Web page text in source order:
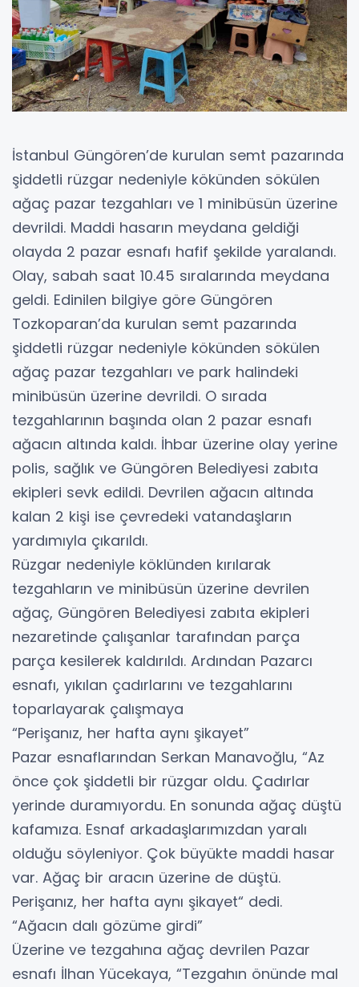
İstanbul Güngören’de kurulan semt pazarında
şiddetli rüzgar nedeniyle kökünden sökülen
ağaç pazar tezgahları ve 1 minibüsün üzerine
devrildi. Maddi hasarın meydana geldiği
olayda 2 pazar esnafı hafif şekilde yaralandı.
Olay, sabah saat 10.45 sıralarında meydana
geldi. Edinilen bilgiye göre Güngören
Tozkoparan’da kurulan semt pazarında
şiddetli rüzgar nedeniyle kökünden sökülen
ağaç pazar tezgahları ve park halindeki
minibüsün üzerine devrildi. O sırada
tezgahlarının başında olan 2 pazar esnafı
ağacın altında kaldı. İhbar üzerine olay yerine
polis, sağlık ve Güngören Belediyesi zabıta
ekipleri sevk edildi. Devrilen ağacın altında
kalan 2 kişi ise çevredeki vatandaşların
yardımıyla çıkarıldı.
Rüzgar nedeniyle köklünden kırılarak
tezgahların ve minibüsün üzerine devrilen
ağaç, Güngören Belediyesi zabıta ekipleri
nezaretinde çalışanlar tarafından parça
parça kesilerek kaldırıldı. Ardından Pazarcı
esnafı, yıkılan çadırlarını ve tezgahlarını
toparlayarak çalışmaya
“Perişanız, her hafta aynı şikayet”
Pazar esnaflarından Serkan Manavoğlu, “Az
önce çok şiddetli bir rüzgar oldu. Çadırlar
yerinde duramıyordu. En sonunda ağaç düştü
kafamıza. Esnaf arkadaşlarımızdan yaralı
olduğu söyleniyor. Çok büyükte maddi hasar
var. Ağaç bir aracın üzerine de düştü.
Perişanız, her hafta aynı şikayet“ dedi.
“Ağacın dalı gözüme girdi”
Üzerine ve tezgahına ağaç devrilen Pazar
esnafı İlhan Yücekaya, “Tezgahın önünde mal